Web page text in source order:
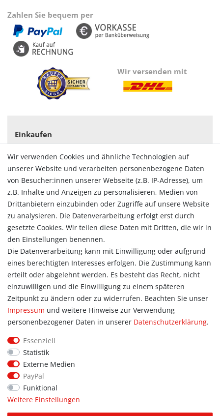
Zahlen Sie bequem per
Wir versenden mit
Einkaufen
Zahlungsarten
Versandarten & -kosten
Widerrufsrecht
Vertrag widerrufen
Konto
Login
Registrieren
Warenkorb
Zur Kasse
Allgemein
Kontakt
Datenschutzerklärung
AGB
Impressum
Informationen für Vereine
Informationen zur Beflockung
Newsletter-Anmeldung
© Copyright 2026 | Alle Rechte vorbehalten. Sport Hoffmann.
Wir verwenden Cookies und ähnliche Technologien auf
unserer Website und verarbeiten personenbezogene Daten
von Besucher:innen unserer Webseite (z.B. IP-Adresse), um
z.B. Inhalte und Anzeigen zu personalisieren, Medien von
Drittanbietern einzubinden oder Zugriffe auf unsere Website
zu analysieren. Die Datenverarbeitung erfolgt erst durch
gesetzte Cookies. Wir teilen diese Daten mit Dritten, die wir in
den Einstellungen benennen.
Die Datenverarbeitung kann mit Einwilligung oder aufgrund
eines berechtigten Interesses erfolgen. Die Zustimmung kann
erteilt oder abgelehnt werden. Es besteht das Recht, nicht
einzuwilligen und die Einwilligung zu einem späteren
Zeitpunkt zu ändern oder zu widerrufen. Beachten Sie unser
Impressum und weitere Hinweise zur Verwendung
personenbezogener Daten in unserer Daten­schutz­erklärung.
Essenziell
Statistik
Externe Medien
PayPal
Funktional
Weitere Einstellungen